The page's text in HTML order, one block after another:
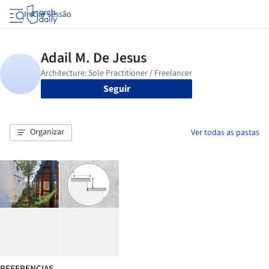
Iniciar sessão
Seguir
Organizar Ver todas as pastas